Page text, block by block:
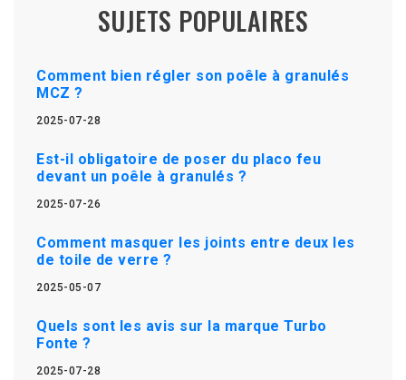
SUJETS POPULAIRES
Comment bien régler son poêle à granulés
MCZ ?
2025-07-28
Est-il obligatoire de poser du placo feu
devant un poêle à granulés ?
2025-07-26
Comment masquer les joints entre deux les
de toile de verre ?
2025-05-07
Quels sont les avis sur la marque Turbo
Fonte ?
2025-07-28